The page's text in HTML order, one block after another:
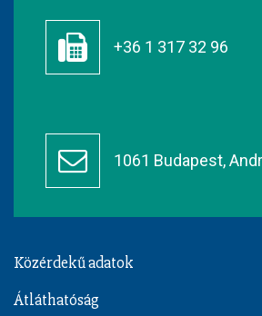
+36 1 317 32 96
1061 Budapest,
Közérdekű adatok
Átláthatóság